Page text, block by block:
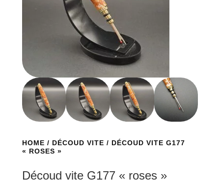
HOME / DÉCOUD VITE / DÉCOUD VITE G177
« ROSES »
Découd vite G177 « roses »